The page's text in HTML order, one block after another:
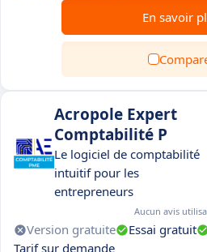
En savoir
Acropole Expert
Comptabilité P
Le logiciel de comptabilité
intuitif pour les
entrepreneurs
Aucun avis
Version gratuite Essai gratuit
Tarif sur demande